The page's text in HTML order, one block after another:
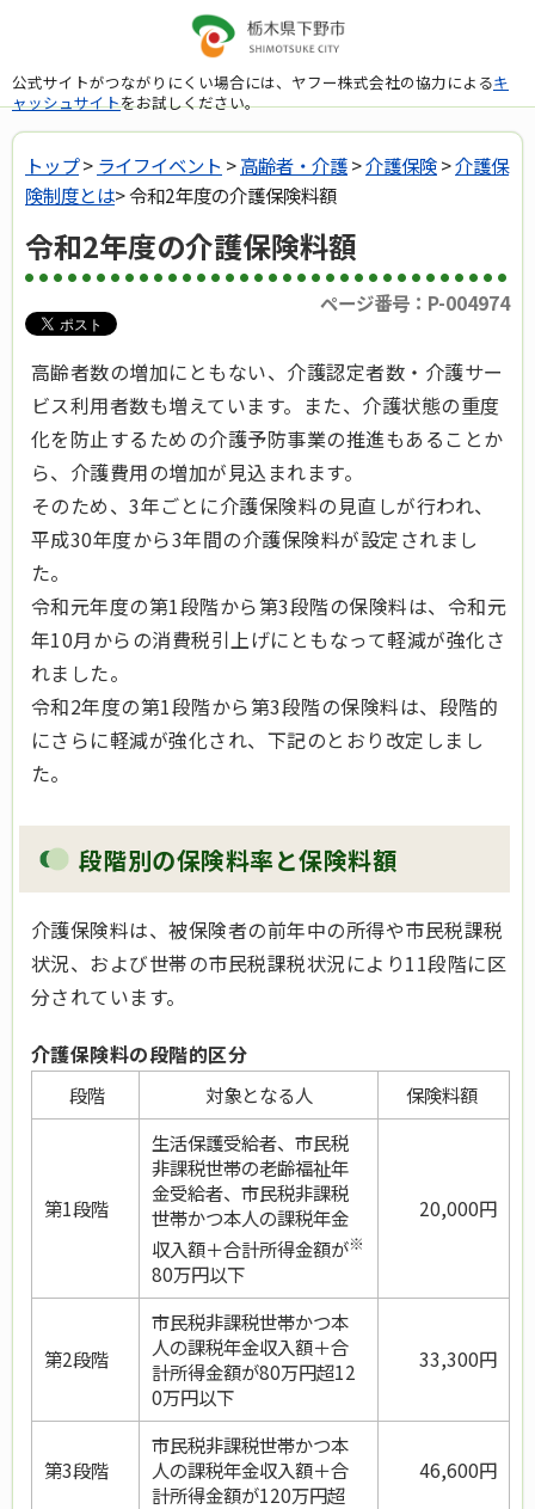
公式サイトがつながりにくい場合には、ヤフー株式会社の協力によるキ
ャッシュサイトをお試しください。
トップ> ライフイベント >高齢者・介護>介護保険>介護保
険制度とは> 令和2年度の介護保険料額
令和2年度の介護保険料額
ページ番号：P-004974
高齢者数の増加にともない、介護認定者数・介護サー
ビス利用者数も増えています。また、介護状態の重度
化を防止するための介護予防事業の推進もあることか
ら、介護費用の増加が見込まれます。
そのため、3年ごとに介護保険料の見直しが行われ、
平成30年度から3年間の介護保険料が設定されまし
た。
令和元年度の第1段階から第3段階の保険料は、令和元
年10月からの消費税引上げにともなって軽減が強化さ
れました。
令和2年度の第1段階から第3段階の保険料は、段階的
にさらに軽減が強化され、下記のとおり改定しまし
た。
段階別の保険料率と保険料額
介護保険料は、被保険者の前年中の所得や市民税課税
状況、および世帯の市民税課税状況により11段階に区
分されています。
介護保険料の段階的区分
段階 対象となる人 保険料額
第1段階
生活保護受給者、市民税
非課税世帯の老齢福祉年
金受給者、市民税非課税
世帯かつ本人の課税年金
収入額＋合計所得金額が※
80万円以下
20,000円
第2段階
市民税非課税世帯かつ本
人の課税年金収入額＋合
計所得金額が80万円超12
0万円以下
33,300円
第3段階
市民税非課税世帯かつ本
人の課税年金収入額＋合
計所得金額が120万円超
46,600円